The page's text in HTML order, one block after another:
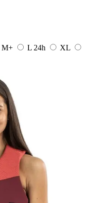
M+ L 24h
XL